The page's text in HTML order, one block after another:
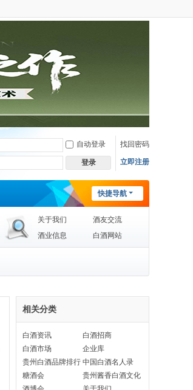
自动登录 找回密码
登录 立即注册
快捷导航
关于我们
酒友交流
酒业信息
白酒网站
相关分类
白酒资讯
白酒招商
白酒市场
企业库
贵州白酒品牌排行
榜
中国白酒名人录
糖酒会
贵州酱香白酒文化